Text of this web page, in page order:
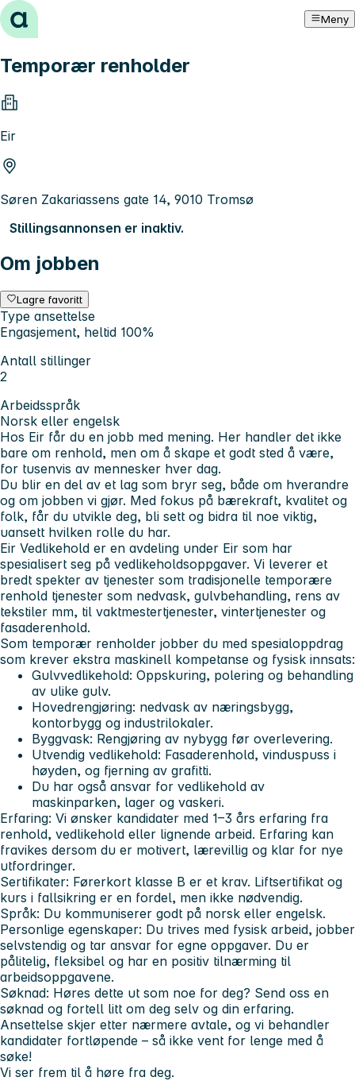
Hopp til innhold Meny
Temporær renholder
Eir
Søren Zakariassens gate 14, 9010 Tromsø
Stillingsannonsen er inaktiv.
Om jobben
Lagre favoritt
Type ansettelse
Engasjement, heltid 100%
Antall stillinger
2
Arbeidsspråk
Norsk eller engelsk
Hos Eir får du en jobb med mening. Her handler det ikke
bare om renhold, men om å skape et godt sted å være,
for tusenvis av mennesker hver dag.
Du blir en del av et lag som bryr seg, både om hverandre
og om jobben vi gjør. Med fokus på bærekraft, kvalitet og
folk, får du utvikle deg, bli sett og bidra til noe viktig,
uansett hvilken rolle du har.
Eir Vedlikehold er en avdeling under Eir som har
spesialisert seg på vedlikeholdsoppgaver. Vi leverer et
bredt spekter av tjenester som tradisjonelle temporære
renhold tjenester som nedvask, gulvbehandling, rens av
tekstiler mm, til vaktmestertjenester, vintertjenester og
fasaderenhold.
Som temporær renholder jobber du med spesialoppdrag
som krever ekstra maskinell kompetanse og fysisk innsats:
Gulvvedlikehold: Oppskuring, polering og behandling
av ulike gulv.
Hovedrengjøring: nedvask av næringsbygg,
kontorbygg og industrilokaler.
Byggvask: Rengjøring av nybygg før overlevering.
Utvendig vedlikehold: Fasaderenhold, vinduspuss i
høyden, og fjerning av grafitti.
Du har også ansvar for vedlikehold av
maskinparken, lager og vaskeri.
Erfaring: Vi ønsker kandidater med 1–3 års erfaring fra
renhold, vedlikehold eller lignende arbeid. Erfaring kan
fravikes dersom du er motivert, lærevillig og klar for nye
utfordringer.
Sertifikater: Førerkort klasse B er et krav. Liftsertifikat og
kurs i fallsikring er en fordel, men ikke nødvendig.
Språk: Du kommuniserer godt på norsk eller engelsk.
Personlige egenskaper: Du trives med fysisk arbeid, jobber
selvstendig og tar ansvar for egne oppgaver. Du er
pålitelig, fleksibel og har en positiv tilnærming til
arbeidsoppgavene.
Søknad: Høres dette ut som noe for deg? Send oss en
søknad og fortell litt om deg selv og din erfaring.
Ansettelse skjer etter nærmere avtale, og vi behandler
kandidater fortløpende – så ikke vent for lenge med å
søke!
Vi ser frem til å høre fra deg.